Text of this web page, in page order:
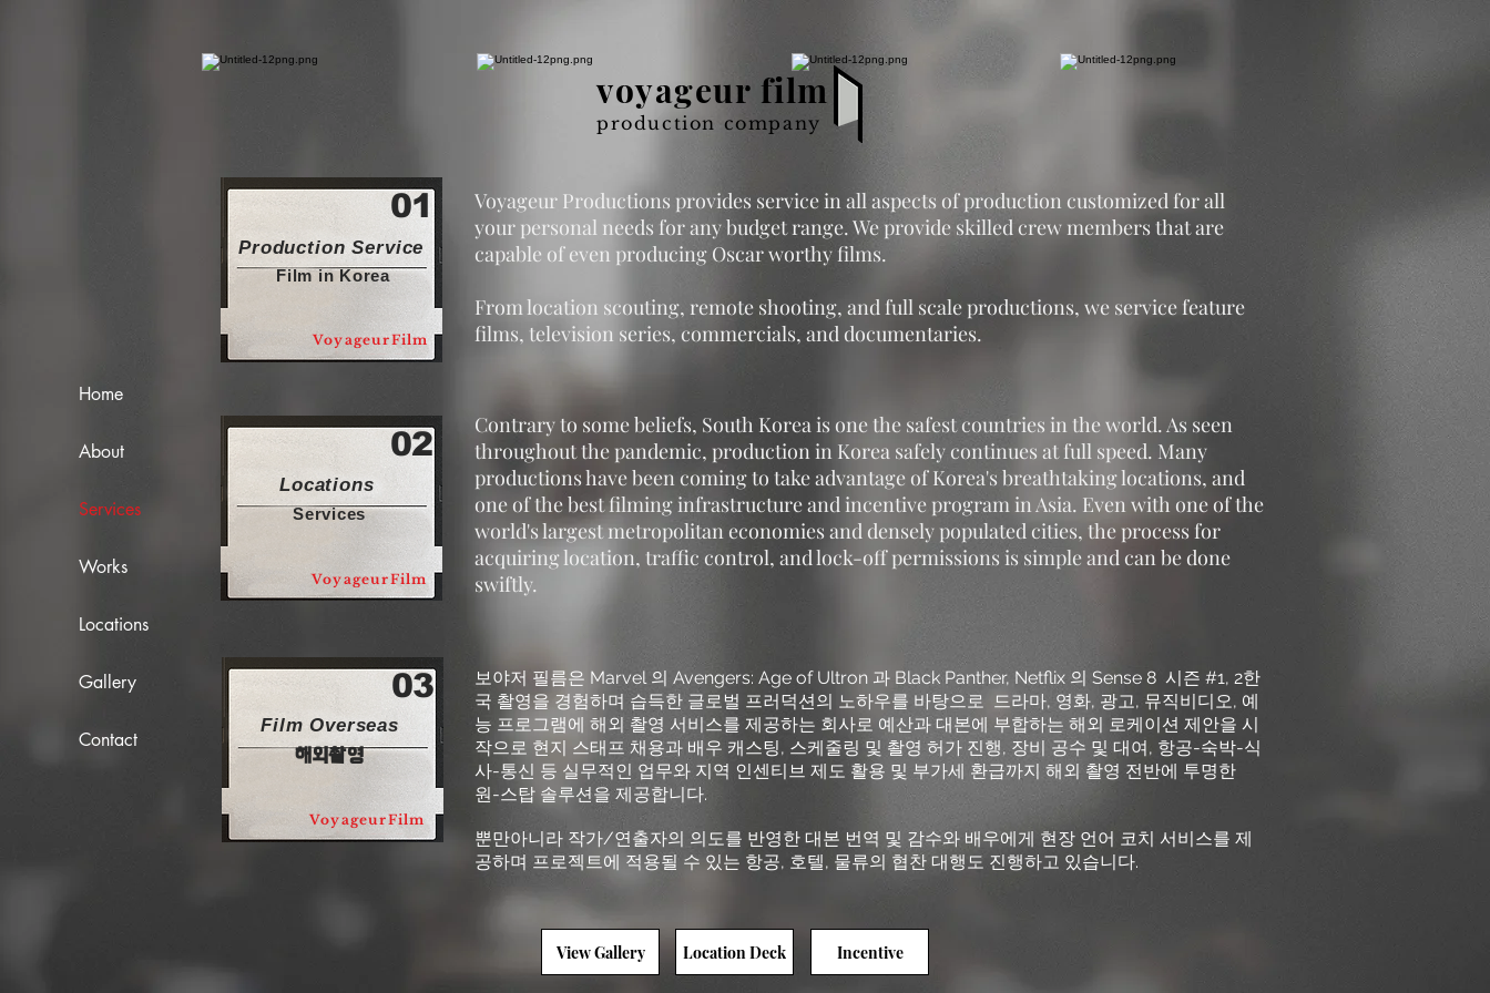
Home
About
Services
Works
Locations
Gallery
Contact
voyageur film
production company
01
Film in Korea
Production Service
VoyageurFilm
Voyageur Productions provides service in all aspects of production customized for all
your personal needs for any budget range. We provide skilled crew members that are
capable of even producing Oscar worthy films.
From location scouting, remote shooting, and full scale productions, we service feature
films, television series, commercials, and documentaries.
02
Services
Locations
VoyageurFilm
Contrary to some beliefs, South Korea is one the safest countries in the world. As seen
throughout the pandemic, production in Korea safely continues at full speed. Many
productions have been coming to take advantage of Korea's breathtaking locations, and
one of the best filming infrastructure and incentive program in Asia. Even with one of the
world's largest metropolitan economies and densely populated cities, the process for
acquiring location, traffic control, and lock-off permissions is simple and can be done
swiftly.
03
​해외촬영
Film Overseas
VoyageurFilm
보야저 필름은 Marvel 의 Avengers: Age of Ultron 과 Black Panther, Netflix 의 Sense 8 시즌 #1, 2한
국 촬영을 경험하며 습득한 글로벌 프러덕션의 노하우를 바탕으로 드라마, 영화, 광고, 뮤직비디오, 예
능 프로그램에 해외 촬영 서비스를 제공하는 회사로 예산과 대본에 부합하는 해외 로케이션 제안을 시
작으로 현지 스태프 채용과 배우 캐스팅, 스케줄링 및 촬영 허가 진행, 장비 공수 및 대여, 항공-숙박-식
사-통신 등 실무적인 업무와 지역 인센티브 제도 활용 및 부가세 환급까지 해외 촬영 전반에 투명한
원-스탑 솔루션을 제공합니다.
뿐만아니라 작가/연출자의 의도를 반영한 대본 번역 및 감수와 배우에게 현장 언어 코치 서비스를 제
공하며 프로젝트에 적용될 수 있는 항공, 호텔, 물류의 협찬 대행도 진행하고 있습니다.
View Gallery Location Deck Incentive